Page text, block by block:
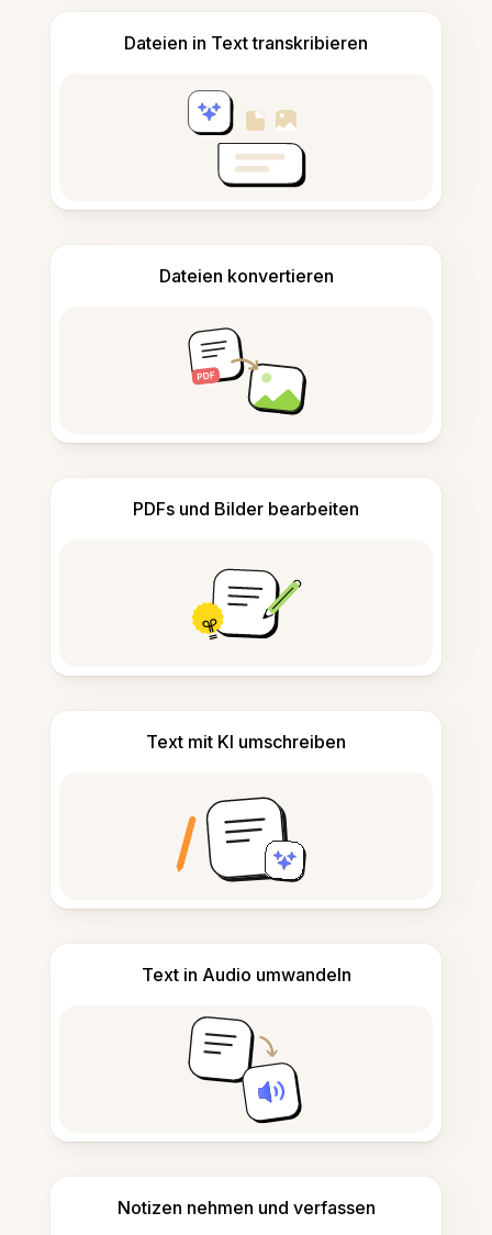
Dateien in Text transkribieren
Dateien konvertieren
PDFs und Bilder bearbeiten
Text mit KI umschreiben
Text in Audio umwandeln
Notizen nehmen und verfassen